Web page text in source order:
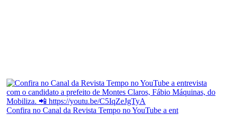
Confira no Canal da Revista Tempo no YouTube a ent